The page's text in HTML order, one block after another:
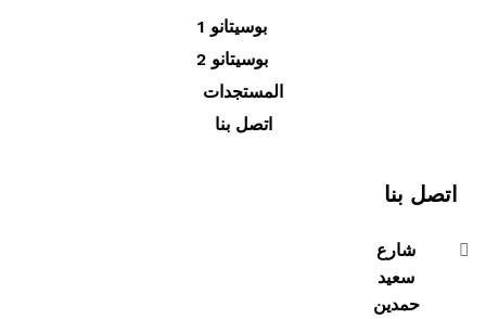
بوسيتانو 1
بوسيتانو 2
المستجدات
اتصل بنا
اتصل بنا
شارع
سعيد
حمدين